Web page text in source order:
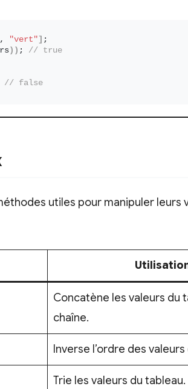
, "vert" ] ;
)) ; // true
// false
utiles pour manipuler leurs
Concatène les valeurs du
chaîne.
Inverse l’ordre des
Trie les valeurs du tableau.